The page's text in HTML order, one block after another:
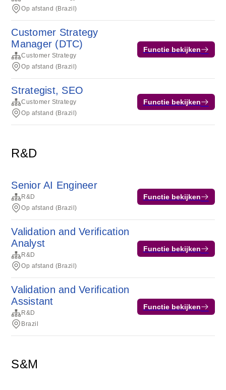
Op afstand (Brazil)
Customer Strategy
Manager (DTC)
Customer Strategy
Op afstand (Brazil)
Functie bekijken
Strategist, SEO
Customer Strategy
Op afstand (Brazil)
Functie bekijken
R&D
Senior AI Engineer
R&D
Op afstand (Brazil)
Functie bekijken
Validation and Verification
Analyst
R&D
Op afstand (Brazil)
Functie bekijken
Validation and Verification
Assistant
R&D
Brazil
Functie bekijken
S&M